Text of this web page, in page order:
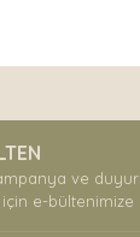
ve
e-bültenimize